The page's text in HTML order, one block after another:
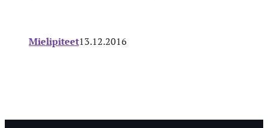
Mielipiteet13.12.2016